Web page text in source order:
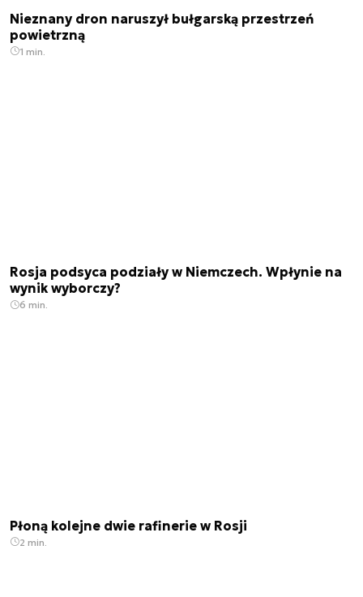
Nieznany dron naruszył bułgarską przestrzeń
powietrzną
1 min.
Rosja podsyca podziały w Niemczech. Wpłynie na
wynik wyborczy?
6 min.
Płoną kolejne dwie rafinerie w Rosji
2 min.